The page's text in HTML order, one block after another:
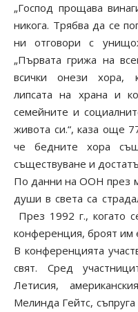
„Господ прощава
никога. Трябва да се
ни отговори с
„Първата грижа на
всички онези хора,
липсата на храна и
семейните и
живота си.“, каза още
че бедните хора
съществуване и
По данни на ООН през
души в света са
През 1992 г., когато
конференция, броят им
В конференцията
свят. Сред
Летисия,
Мелинда Гейтс,